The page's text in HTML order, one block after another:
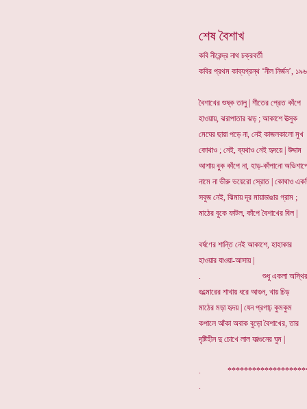
শেষ বৈশাখ
কবি নীরেন্দ্র নাথ চক্রবর্তী
কবির প্রথম কাব্যগ্রন্থ ‘নীল নির্জন’,
বৈশাখের শুষ্ক তালু | শীতের প্রেত কাঁপে
হাওয়ায়, ঝরাপাতার ঝড় ; আকাশে উত্সুক
মেঘের ছায়া পড়ে না, নেই কাজলকালো মুখ
কোথাও ; নেই, ব্যথাও নেই হৃদয়ে | উদ্দাম
আশায় বুক কাঁপে না, হাড়-কাঁপানো
নামে না ভীরু ভয়েরো স্রোত | কোথাও
সবুজ নেই, ঝিমায় দূর মায়াডাঙার গ্রাম ;
মাঠের বুকে ফাটল, কাঁপে বৈশাখের বিল |
বর্ষণের শান্তি নেই আকাশে, হাহাকার
হাওয়ার যাওয়া-আসায় |
. শুধু একলা অস্থির
গুল্মোরের শাখায় ধরে আগুন, খায় চিড়
মাঠের মড়া হৃদয় | যেন প্রগাঢ় কুমকুম
কপালে আঁকা অবাক বুড়ো বৈশাখের, তার
দৃষ্টিহীন দু চোখে লাল ফাল্গুনের ঘুম |
.